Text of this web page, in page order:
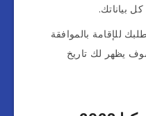
بياناتك.
للإقامة بالموافقة
يظهر لك تاريخ